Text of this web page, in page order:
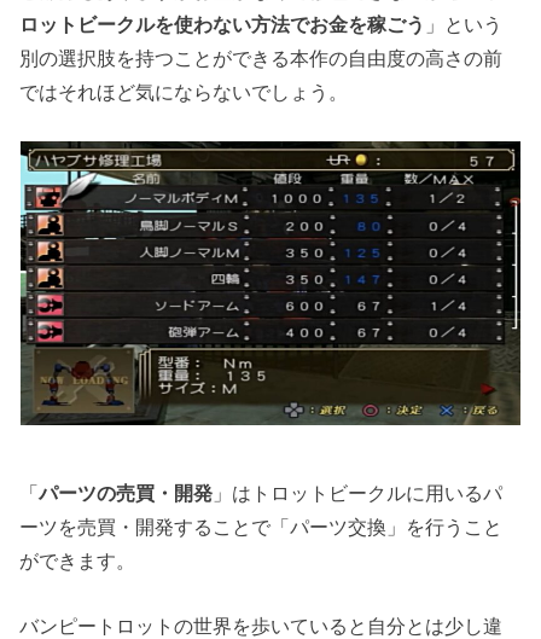
ロットビークルを使わない方法でお金を稼ごう 」という
別の選択肢を持つことができる本作の自由度の高さの前
ではそれほど気にならないでしょう。
「パーツの売買・開発 」はトロットビークルに用いるパ
ーツを売買・開発することで「パーツ交換」を行うこと
ができます。
バンピートロットの世界を歩いていると自分とは少し違